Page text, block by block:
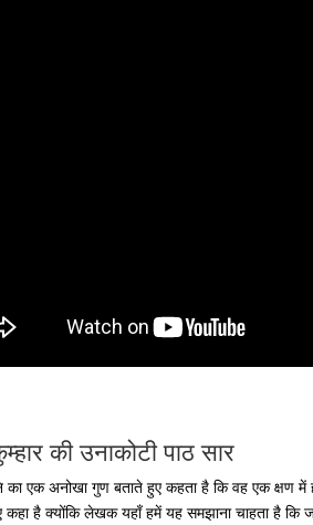
की उनाकोटी पाठ सार
एक अनोखा गुण बताते हुए कहता है कि वह एक क्षण
कहा है क्योंकि लेखक यहाँ हमें यह समझाना चाहता है